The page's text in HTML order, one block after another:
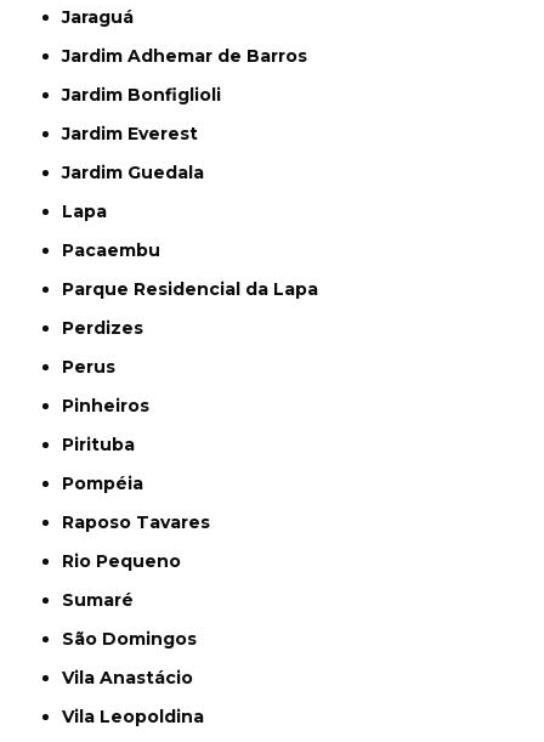
Jaraguá
Jardim Adhemar de Barros
Jardim Bonfiglioli
Jardim Everest
Jardim Guedala
Lapa
Pacaembu
Parque Residencial da Lapa
Perdizes
Perus
Pinheiros
Pirituba
Pompéia
Raposo Tavares
Rio Pequeno
Sumaré
São Domingos
Vila Anastácio
Vila Leopoldina